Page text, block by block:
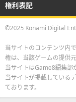
権利表記
©2025 Konami Digital
当サイトのコンテンツ内
権は、当該ゲームの提供
当サイトはGame8編集部
当サイトが掲載している
ております。